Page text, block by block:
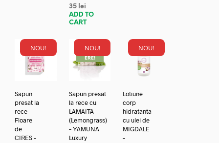
35 lei
ADD TO
CART
NOU!
Sapun
presat la
rece
Floare
de
CIRES –
NOU!
REDUC
ERE!
Sapun presat
la rece cu
LAMAITA
(Lemongrass)
– YAMUNA
Luxury
NOU!
Lotiune
corp
hidratanta
cu ulei de
MIGDALE
–